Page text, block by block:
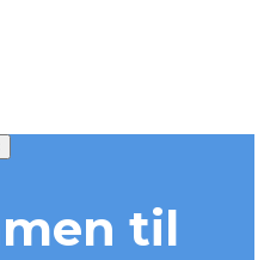
til